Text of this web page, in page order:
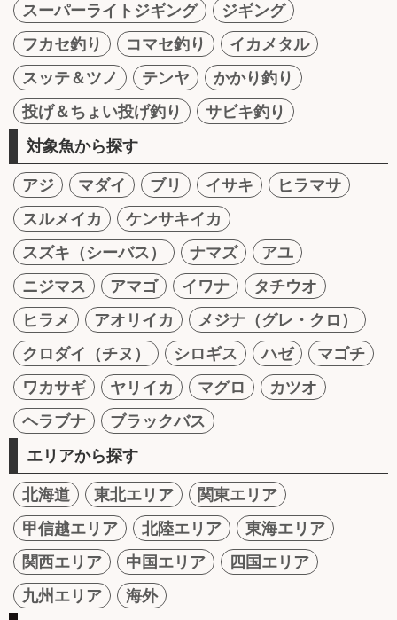
スーパーライトジギング
ジギング
フカセ釣り
コマセ釣り
イカメタル
スッテ＆ツノ
テンヤ
かかり釣り
投げ＆ちょい投げ釣り
サビキ釣り
対象魚から探す
アジ マダイ ブリ イサキ
ヒラマサ
スルメイカ
ケンサキイカ
スズキ（シーバス）
ナマズ
アユ
ニジマス
アマゴ イワナ
タチウオ
ヒラメ
アオリイカ
メジナ（グレ・クロ）
クロダイ（チヌ）
シロギス ハゼ
マゴチ
ワカサギ
ヤリイカ マグロ
カツオ
ヘラブナ
ブラックバス
エリアから探す
北海道 東北エリア
関東エリア
甲信越エリア
北陸エリア
東海エリア
関西エリア
中国エリア
四国エリア
九州エリア
海外